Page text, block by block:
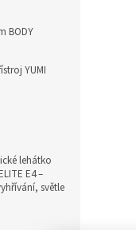
BODY
YUMI
lehátko
E4 –
světle